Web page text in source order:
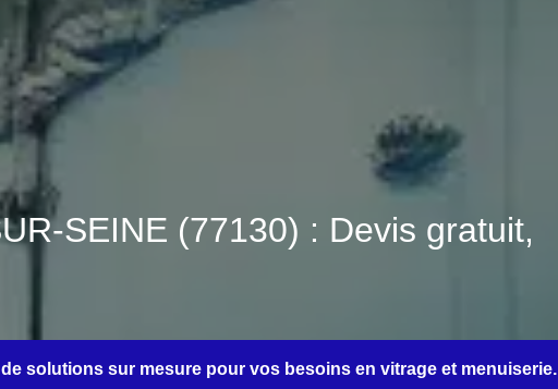
SEINE (77130) : Devis gratuit,
solutions sur mesure pour vos besoins en vitrage et menuiserie.